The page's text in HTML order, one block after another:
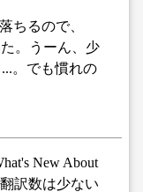
ちるので、
。うーん、少
。でも慣れの
New About
訳数は少ない